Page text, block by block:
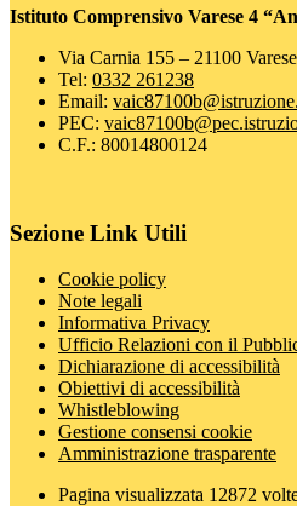
Istituto Comprensivo Varese 4
Via Carnia 155 – 21100 Varese
Tel: 0332 261238
Email:
PEC:
C.F.: 80014800124
Sezione Link Utili
Cookie policy
Note legali
Informativa Privacy
Ufficio Relazioni con il
Dichiarazione di accessibilità
Obiettivi di accessibilità
Whistleblowing
Gestione consensi cookie
Amministrazione trasparente
Pagina visualizzata 12872